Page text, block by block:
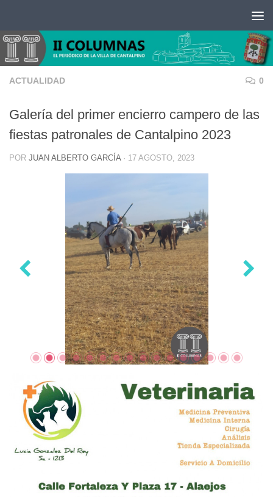
ACTUALIDAD 0
Galería del primer encierro campero de las
fiestas patronales de Cantalpino 2023
POR JUAN ALBERTO GARCÍA · 17 AGOSTO, 2023